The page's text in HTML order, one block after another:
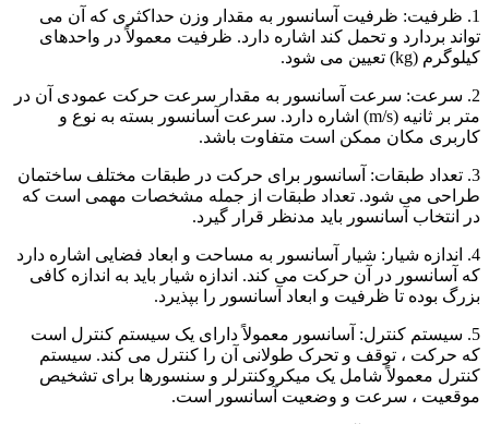
1. ظرفیت: ظرفیت آسانسور به مقدار وزن حداکثری که آن می
تواند بردارد و تحمل کند اشاره دارد. ظرفیت معمولاً در واحدهای
کیلوگرم (kg) تعیین می شود.
2. سرعت: سرعت آسانسور به مقدار سرعت حرکت عمودی آن در
متر بر ثانیه (m/s) اشاره دارد. سرعت آسانسور بسته به نوع و
کاربری مکان ممکن است متفاوت باشد.
3. تعداد طبقات: آسانسور برای حرکت در طبقات مختلف ساختمان
طراحی می شود. تعداد طبقات از جمله مشخصات مهمی است که
در انتخاب آسانسور باید مدنظر قرار گیرد.
4. اندازه شیار: شیار آسانسور به مساحت و ابعاد فضایی اشاره دارد
که آسانسور در آن حرکت می کند. اندازه شیار باید به اندازه کافی
بزرگ بوده تا ظرفیت و ابعاد آسانسور را بپذیرد.
5. سیستم کنترل: آسانسور معمولاً دارای یک سیستم کنترل است
که حرکت ، توقف و تحرک طولانی آن را کنترل می کند. سیستم
کنترل معمولاً شامل یک میکروکنترلر و سنسورها برای تشخیص
موقعیت ، سرعت و وضعیت آسانسور است.